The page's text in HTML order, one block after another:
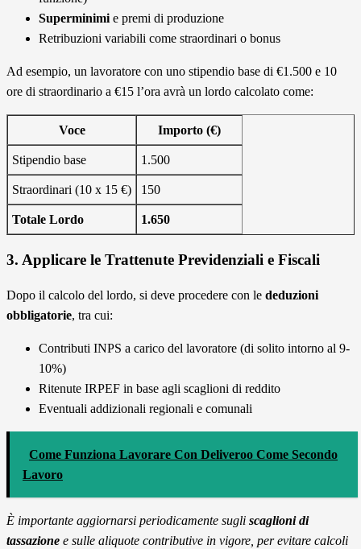
Superminimi e premi di produzione
Retribuzioni variabili come straordinari o bonus
Ad esempio, un lavoratore con uno stipendio base di €1.500 e 10
ore di straordinario a €15 l’ora avrà un lordo calcolato come:
Voce Importo (€)
Stipendio base 1.500
Straordinari (10 x 15 €) 150
Totale Lordo 1.650
3. Applicare le Trattenute Previdenziali e Fiscali
Dopo il calcolo del lordo, si deve procedere con le deduzioni
obbligatorie, tra cui:
Contributi INPS a carico del lavoratore (di solito intorno al 9-
10%)
Ritenute IRPEF in base agli scaglioni di reddito
Eventuali addizionali regionali e comunali
Come Funziona Lavorare Con Deliveroo Come Secondo
Lavoro
È importante aggiornarsi periodicamente sugli scaglioni di
tassazione e sulle aliquote contributive in vigore, per evitare calcoli